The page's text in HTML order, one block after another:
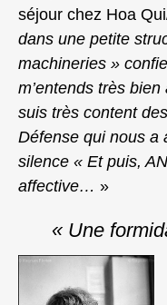
séjour chez Hoa
dans une petite
machineries »
m’entends très
suis très content
Défense qui nous a
silence « Et puis,
affective… »
« Une